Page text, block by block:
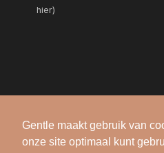
Gentle maakt gebruik van
onze site optimaal kunt
hier)